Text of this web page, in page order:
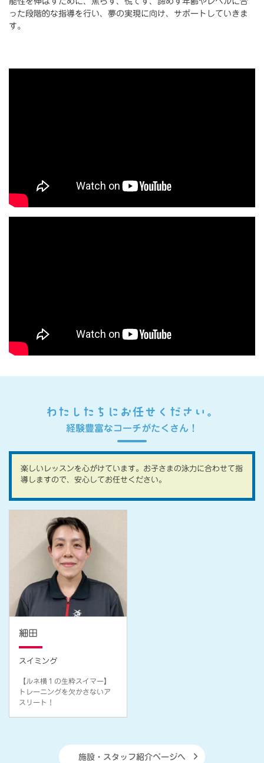
った段階的な指導を行い、夢の実現に向け、サポートしていきま
す。
わたしたちにお任せください。
経験豊富なコーチがたくさん！
楽しいレッスンを心がけています。お子さまの泳力に合わせて指
導しますので、安心してお任せください。
細田
スイミング
【ルネ横１の生粋スイマー】
トレーニングを欠かさないア
スリート！
施設・スタッフ紹介ページへ